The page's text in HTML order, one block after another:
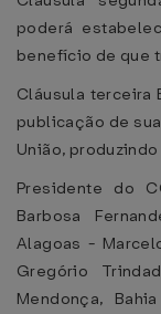
poderá
benefício de que
Cláusula terceira
publicação de
União,
Presidente do
Barbosa
Alagoas -
Gregório
Mendonça,